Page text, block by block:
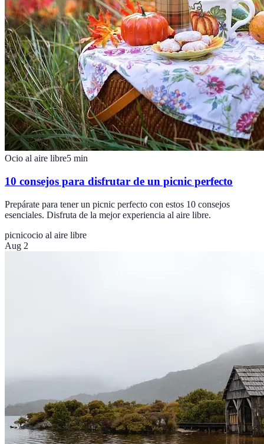
Ocio al aire libre5 min
10 consejos para disfrutar de un picnic perfecto
Prepárate para tener un picnic perfecto con estos 10 consejos
esenciales. Disfruta de la mejor experiencia al aire libre.
picnicocio al aire libre
Aug 2